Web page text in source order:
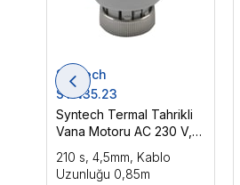
Syntech
SYN35.23
Syntech Termal Tahrikli
Vana Motoru AC 230 V,
210 s, 4,5mm, Kablo
Uzunluğu 0,85m